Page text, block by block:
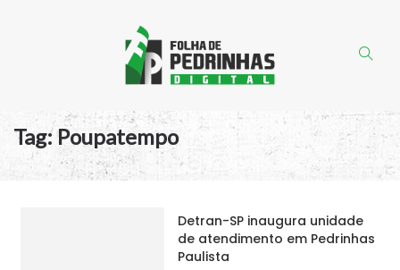
Tag:Poupatempo
Detran-SP inaugura unidade
de atendimento em Pedrinhas
Paulista